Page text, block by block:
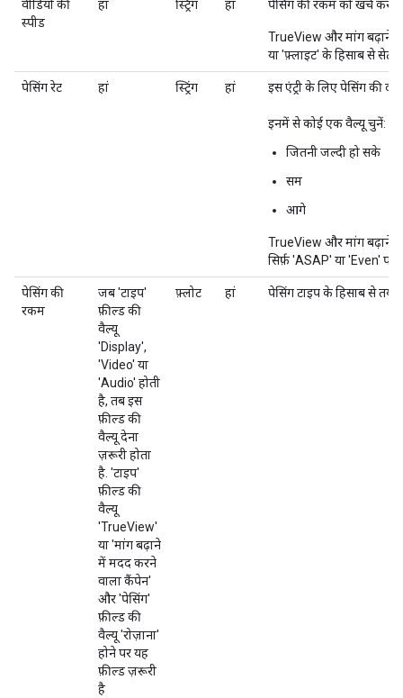
वीडियो की
स्पीड
हां स्ट्रिंग हां पेसिंग की रकम को खर्च करने
TrueView और मांग बढ़ाने
या 'फ़्लाइट' के हिसाब से सेट
पेसिंग रेट हां स्ट्रिंग हां इस एंट्री के लिए पेसिंग की दर.
इनमें से कोई एक वैल्यू चुनें:
जितनी जल्दी हो सके
सम
आगे
TrueView और मांग बढ़ाने
सिर्फ़ 'ASAP' या 'Even' पर
पेसिंग की
रकम
जब 'टाइप'
फ़ील्ड की
वैल्यू
'Display',
'Video' या
'Audio' होती
है, तब इस
फ़ील्ड की
वैल्यू देना
ज़रूरी होता
है. 'टाइप'
फ़ील्ड की
वैल्यू
'TrueView'
या 'मांग बढ़ाने
में मदद करने
वाला कैंपेन'
और 'पेसिंग'
फ़ील्ड की
वैल्यू 'रोज़ाना'
होने पर यह
फ़ील्ड ज़रूरी
है
फ़्लोट हां पेसिंग टाइप के हिसाब से तय